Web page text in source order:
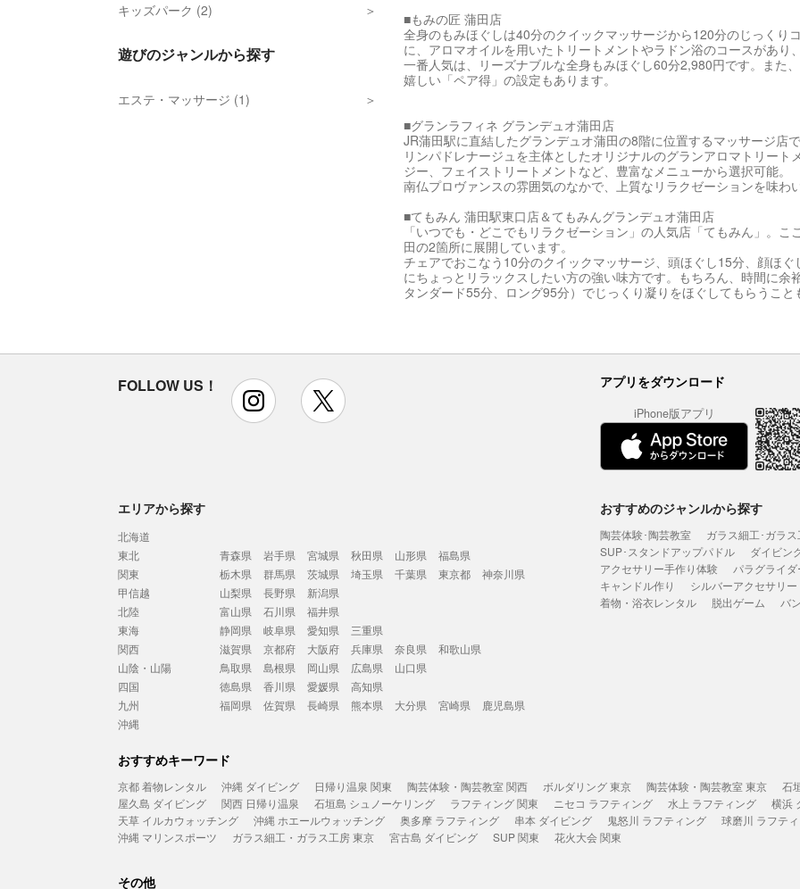
キッズパーク (2)
遊びのジャンルから探す
エステ・マッサージ (1)
■もみの匠 蒲田店
全身のもみほぐしは40分のクイックマッサージから120分のじっくり
に、アロマオイルを用いたトリートメントやラドン浴のコースがあ
一番人気は、リーズナブルな全身もみほぐし60分2,980円です。また
嬉しい「ペア得」の設定もあります。
■グランラフィネ グランデュオ蒲田店
JR蒲田駅に直結したグランデュオ蒲田の8階に位置するマッサージ店
リンパドレナージュを主体としたオリジナルのグランアロマトリー
ジー、フェイストリートメントなど、豊富なメニューから選択可能。
南仏プロヴァンスの雰囲気のなかで、上質なリラクゼーションを味わ
■てもみん 蒲田駅東口店＆てもみんグランデュオ蒲田店
「いつでも・どこでもリラクゼーション」の人気店「てもみん」。
田の2箇所に展開しています。
チェアでおこなう10分のクイックマッサージ、頭ほぐし15分、顔ほ
にちょっとリラックスしたい方の強い味方です。もちろん、時間に
タンダード55分、ロング95分）でじっくり凝りをほぐしてもらうこと
FOLLOW US！ instagram アプリをダウンロード
iPhone版アプリ
エリアから探す
北海道
東北
青森県 岩手県 宮城県 秋田県 山形県
福島県
関東
栃木県 群馬県 茨城県 埼玉県 千葉県 東京都
神奈川県
甲信越
山梨県 長野県
新潟県
北陸
富山県 石川県
福井県
東海
静岡県 岐阜県 愛知県
三重県
関西
滋賀県 京都府 大阪府 兵庫県 奈良県
和歌山県
山陰・山陽
鳥取県 島根県 岡山県 広島県
山口県
四国
徳島県 香川県 愛媛県
高知県
九州
福岡県 佐賀県 長崎県 熊本県 大分県 宮崎県
鹿児島県
沖縄
おすすめのジャンルから探す
陶芸体験･陶芸教室
ガラス細工･ガラ
SUP･スタンドアップパドル
ダイビン
アクセサリー手作り体験
パラグライダ
キャンドル作り
シルバーアクセサリ
着物・浴衣レンタル
脱出ゲーム バ
おすすめキーワード
京都 着物レンタル 沖縄 ダイビング 日帰り温泉 関東 陶芸体験・陶芸教室 関西 ボルダリング 東京 陶芸体験・陶芸教室 東京
石
屋久島 ダイビング
関西 日帰り温泉 石垣島 シュノーケリング ラフティング 関東 ニセコ ラフティング 水上 ラフティング
横浜
天草 イルカウォッチング
沖縄 ホエールウォッチング 奥多摩 ラフティング 串本 ダイビング 鬼怒川 ラフティング
球磨川 ラフテ
沖縄 マリンスポーツ
ガラス細工・ガラス工房 東京 宮古島 ダイビング SUP 関東 花火大会 関東
その他